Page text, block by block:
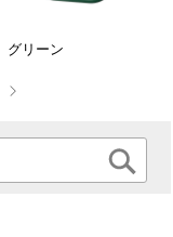
グリーン